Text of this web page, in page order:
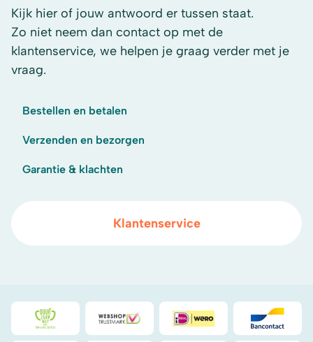
Kijk hier of jouw antwoord er tussen staat.
Zo niet neem dan contact op met de
klantenservice, we helpen je graag verder met je
vraag.
Bestellen en betalen
Verzenden en bezorgen
Garantie & klachten
Klantenservice
Duurzaamheidsprijs duin- & bollenstreek
WebwinkelKeuriDeal